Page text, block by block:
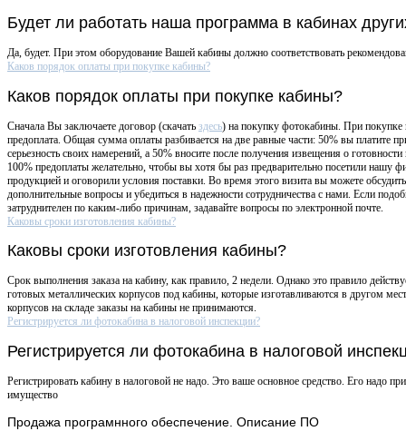
Будет ли работать наша программа в кабинах
Да, будет. При этом оборудование Вашей кабины должно соответствовать
Каков порядок оплаты при покупке кабины?
Каков порядок оплаты при покупке кабины?
Сначала Вы заключаете договор (скачать здесь) на покупку фотокабины. При покупке
предоплата. Общая сумма оплаты разбивается на две равные части: 50% вы платите
серьезность своих намерений, а 50% вносите после получения извещения о
100% предоплаты желательно, чтобы вы хотя бы раз предварительно посетили нашу
продукцией и оговорили условия поставки. Во время этого визита вы можете
дополнительные вопросы и убедиться в надежности сотрудничества с нами. Если
затруднителен по каким-либо причинам, задавайте вопросы по электронной почте.
Каковы сроки изготовления кабины?
Каковы сроки изготовления кабины?
Срок выполнения заказа на кабину, как правило, 2 недели. Однако это правило
готовых металлических корпусов под кабины, которые изготавливаются в другом
корпусов на складе заказы на кабины не принимаются.
Регистрируется ли фотокабина в налоговой инспекции?
Регистрируется ли фотокабина в налоговой
Регистрировать кабину в налоговой не надо. Это ваше основное средство. Его надо
имущество
Продажа програмнного обеспечение. Описание ПО